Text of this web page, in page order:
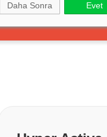
Daha Sonra Evet